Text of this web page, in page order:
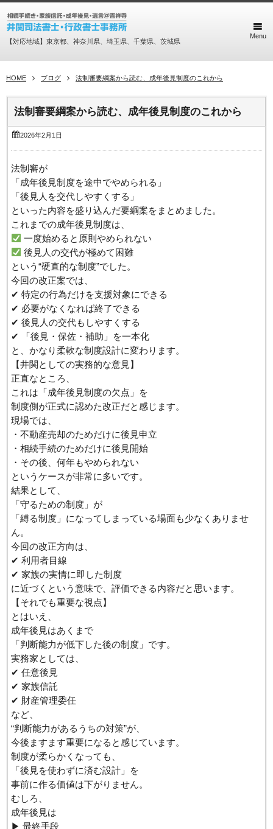
【対応地域】東京都、神奈川県、埼玉県、千葉県、茨城県
Menu
HOME ブログ 法制審要綱案から読む、成年後見制度のこれから
法制審要綱案から読む、成年後見制度のこれから
2026年2月1日
法制審が
「成年後見制度を途中でやめられる」
「後見人を交代しやすくする」
といった内容を盛り込んだ要綱案をまとめました。
これまでの成年後見制度は、
一度始めると原則やめられない
後見人の交代が極めて困難
という“硬直的な制度”でした。
今回の改正案では、
✔ 特定の行為だけを支援対象にできる
✔ 必要がなくなれば終了できる
✔ 後見人の交代もしやすくする
✔ 「後見・保佐・補助」を一本化
と、かなり柔軟な制度設計に変わります。
【井関としての実務的な意見】
正直なところ、
これは「成年後見制度の欠点」を
制度側が正式に認めた改正だと感じます。
現場では、
・不動産売却のためだけに後見申立
・相続手続のためだけに後見開始
・その後、何年もやめられない
というケースが非常に多いです。
結果として、
「守るための制度」が
「縛る制度」になってしまっている場面も少なくありませ
ん。
今回の改正方向は、
✔ 利用者目線
✔ 家族の実情に即した制度
に近づくという意味で、評価できる内容だと思います。
【それでも重要な視点】
とはいえ、
成年後見はあくまで
「判断能力が低下した後の制度」です。
実務家としては、
✔ 任意後見
✔ 家族信託
✔ 財産管理委任
など、
“判断能力があるうちの対策”が、
今後ますます重要になると感じています。
制度が柔らかくなっても、
「後見を使わずに済む設計」を
事前に作る価値は下がりません。
むしろ、
成年後見は
▶ 最終手段